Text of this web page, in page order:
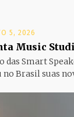
5, 2026
Music
das Smart
no Brasil suas